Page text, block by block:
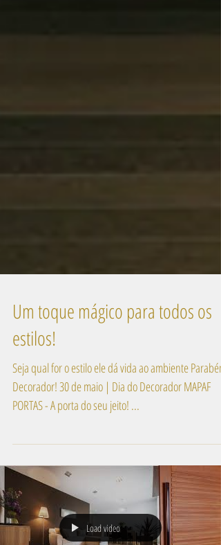
Um toque mágico para todos os
estilos!
Seja qual for o estilo ele dá vida ao ambiente Parabéns
PORTAS - A porta do seu jeito! ...